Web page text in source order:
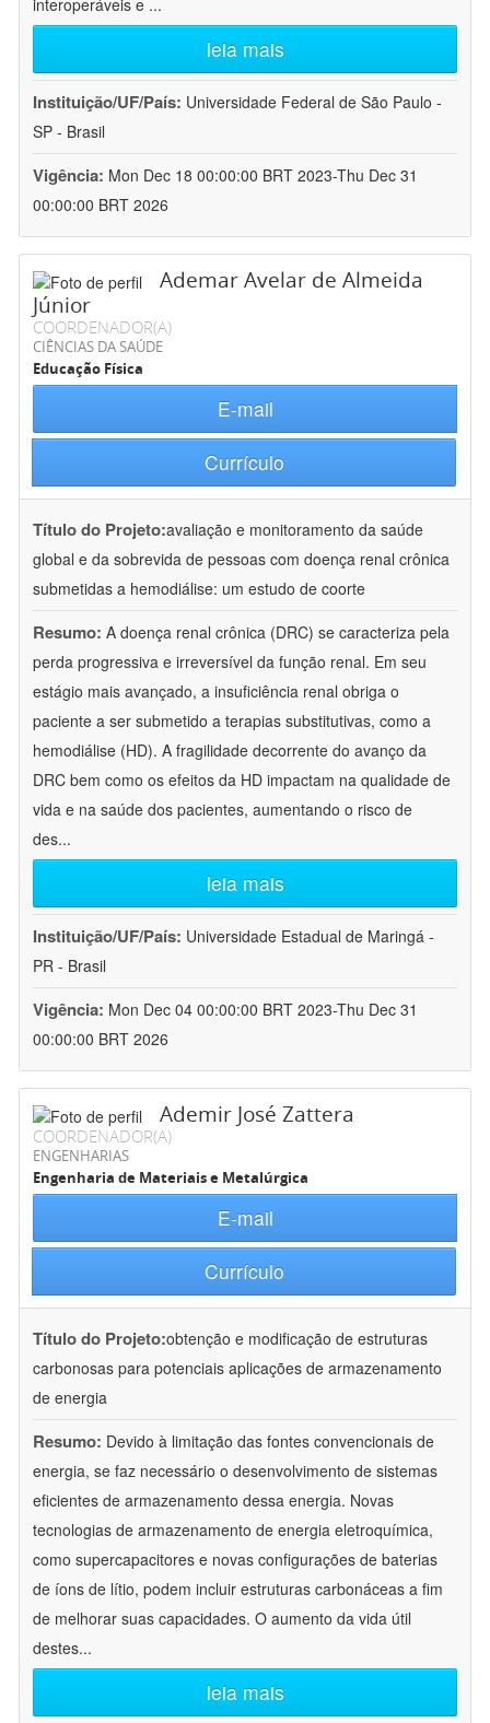
interoperáveis e ...
leia mais
Instituição/UF/País: Universidade Federal de São Paulo -
SP - Brasil
Vigência: Mon Dec 18 00:00:00 BRT 2023-Thu Dec 31
00:00:00 BRT 2026
Ademar Avelar de Almeida
Júnior
COORDENADOR(A)
CIÊNCIAS DA SAÚDE
Educação Física
E-mail
Currículo
Título do Projeto:avaliação e monitoramento da saúde
global e da sobrevida de pessoas com doença renal crônica
submetidas a hemodiálise: um estudo de coorte
Resumo: A doença renal crônica (DRC) se caracteriza pela
perda progressiva e irreversível da função renal. Em seu
estágio mais avançado, a insuficiência renal obriga o
paciente a ser submetido a terapias substitutivas, como a
hemodiálise (HD). A fragilidade decorrente do avanço da
DRC bem como os efeitos da HD impactam na qualidade de
vida e na saúde dos pacientes, aumentando o risco de
des...
leia mais
Instituição/UF/País: Universidade Estadual de Maringá -
PR - Brasil
Vigência: Mon Dec 04 00:00:00 BRT 2023-Thu Dec 31
00:00:00 BRT 2026
Ademir José Zattera
COORDENADOR(A)
ENGENHARIAS
Engenharia de Materiais e Metalúrgica
E-mail
Currículo
Título do Projeto:obtenção e modificação de estruturas
carbonosas para potenciais aplicações de armazenamento
de energia
Resumo: Devido à limitação das fontes convencionais de
energia, se faz necessário o desenvolvimento de sistemas
eficientes de armazenamento dessa energia. Novas
tecnologias de armazenamento de energia eletroquímica,
como supercapacitores e novas configurações de baterias
de íons de lítio, podem incluir estruturas carbonáceas a fim
de melhorar suas capacidades. O aumento da vida útil
destes...
leia mais